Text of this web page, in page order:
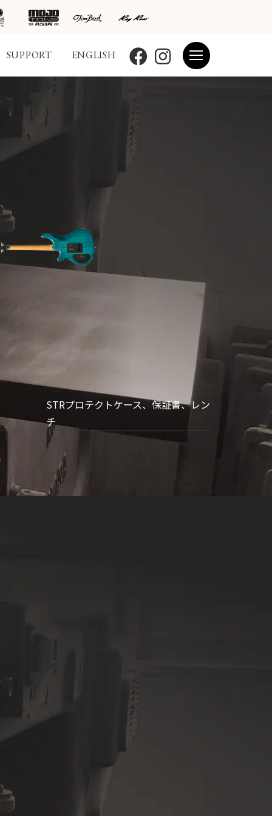
SUPPORT ENGLISH
STRプロテクトケース、保証書、レン
チ